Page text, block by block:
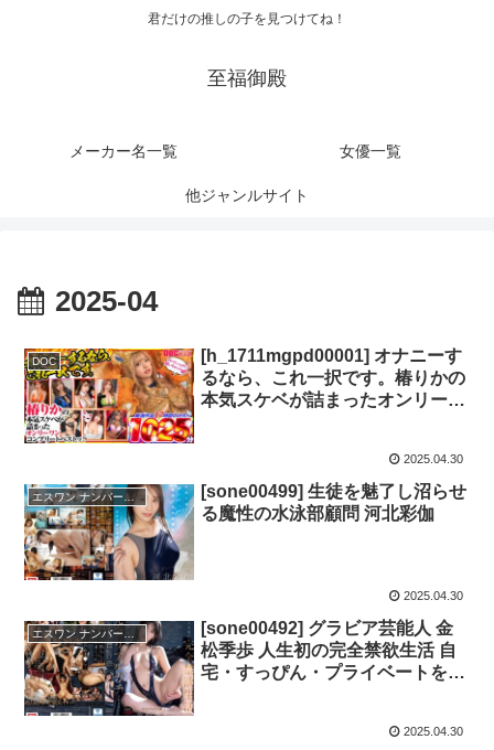
君だけの推しの子を見つけてね！
至福御殿
メーカー名一覧 女優一覧
他ジャンルサイト
2025-04
DOC
[h_1711mgpd00001] オナニーす
るなら、これ一択です。椿りかの
本気スケベが詰まったオンリーワ
2025.04.30
エスワン ナンバーワンスタイル
[sone00499] 生徒を魅了し沼らせ
る魔性の水泳部顧問 河北彩伽
2025.04.30
[sone00492] グラビア芸能人 金
松季歩 人生初の完全禁欲生活 自
宅・すっぴん・プライベートを大
極にイキまくった40日間の完全リ
2025.04.30